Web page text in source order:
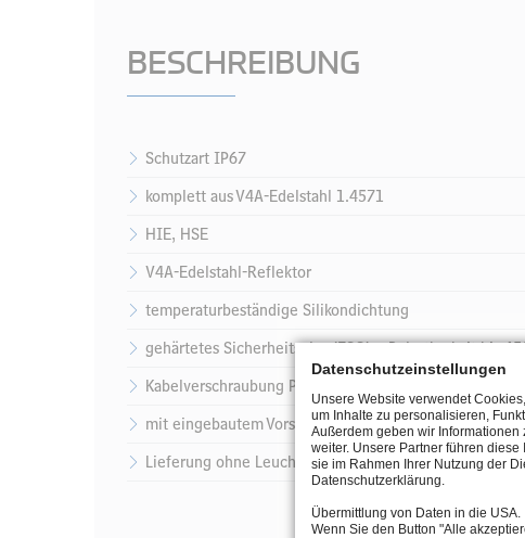
BESCHREIBUNG
Schutzart IP67
komplett aus V4A-Edelstahl 1.4571
HIE, HSE
V4A-Edelstahl-Reflektor
temperaturbeständige Silikondichtung
gehärtetes Sicherheitsglas (ESG) – Belastbarkeit bis
Kabelverschraubung PG 16/24, Messing vernickelt
mit eingebautem Vorschaltgerät
Lieferung ohne Leuchtmittel und ohne Kabel
Datenschutzeinstellungen
Unsere Website verwendet
um Inhalte zu personalisieren,
Außerdem geben wir Informationen
weiter. Unsere Partner führen
sie im Rahmen Ihrer Nutzung der
Datenschutzerklärung.
Übermittlung von Daten in die USA.
Wenn Sie den Button "Alle